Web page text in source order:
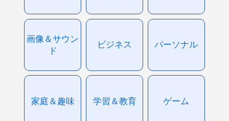
画像＆サウン
ド
ビジネス パーソナル
家庭＆趣味 学習＆教育 ゲーム